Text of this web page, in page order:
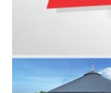
MÁI LÁ NHÂN